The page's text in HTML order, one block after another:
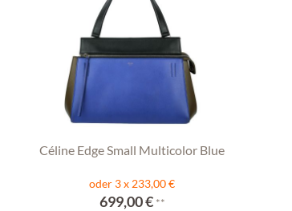
Céline Edge Small Multicolor Blue
oder 3 x 233,00 €
699,00 €**